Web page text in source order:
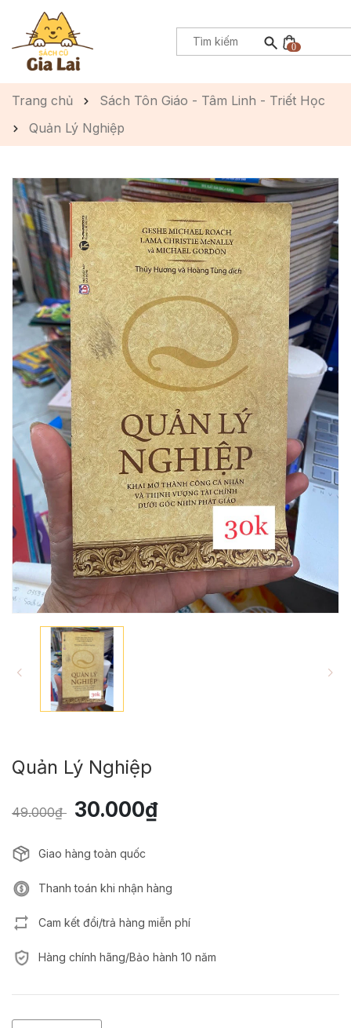
0
Trang chủ
Sách Tôn Giáo - Tâm Linh - Triết Học
Quản Lý Nghiệp
Quản Lý Nghiệp
49.000₫ 30.000₫
Giao hàng toàn quốc
Thanh toán khi nhận hàng
Cam kết đổi/trả hàng miễn phí
Hàng chính hãng/Bảo hành 10 năm